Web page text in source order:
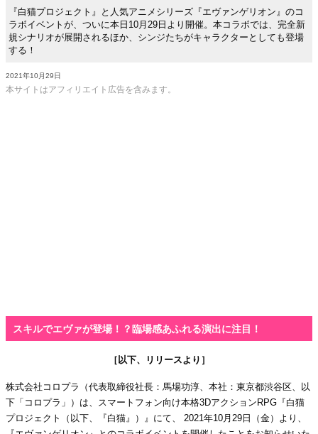
『白猫プロジェクト』と人気アニメシリーズ『エヴァンゲリオン』のコ
ラボイベントが、ついに本日10月29日より開催。本コラボでは、完全新
規シナリオが展開されるほか、シンジたちがキャラクターとしても登場
する！
2021年10月29日
本サイトはアフィリエイト広告を含みます。
スキルでエヴァが登場！？臨場感あふれる演出に注目！
［以下、リリースより］
株式会社コロプラ（代表取締役社長：馬場功淳、本社：東京都渋谷区、以
下「コロプラ」）は、スマートフォン向け本格3DアクションRPG『白猫
プロジェクト（以下、『白猫』）』にて、 2021年10月29日（金）より、